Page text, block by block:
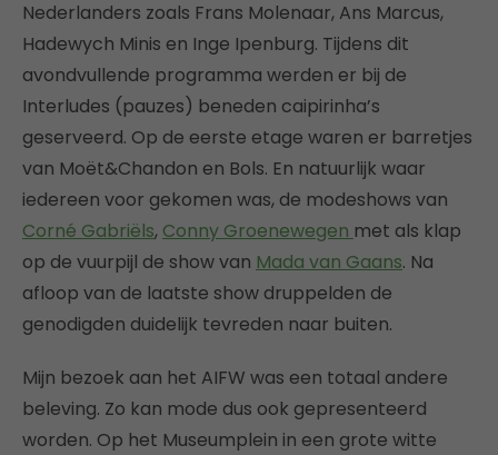
Nederlanders zoals Frans Molenaar, Ans Marcus,
Hadewych Minis en Inge Ipenburg. Tijdens dit
avondvullende programma werden er bij de
Interludes (pauzes) beneden caipirinha’s
geserveerd. Op de eerste etage waren er barretjes
van Moët&Chandon en Bols. En natuurlijk waar
iedereen voor gekomen was, de modeshows van
Corné Gabriëls, Conny Groenewegen met als klap
op de vuurpijl de show van Mada van Gaans. Na
afloop van de laatste show druppelden de
genodigden duidelijk tevreden naar buiten.
Mijn bezoek aan het AIFW was een totaal andere
beleving. Zo kan mode dus ook gepresenteerd
worden. Op het Museumplein in een grote witte